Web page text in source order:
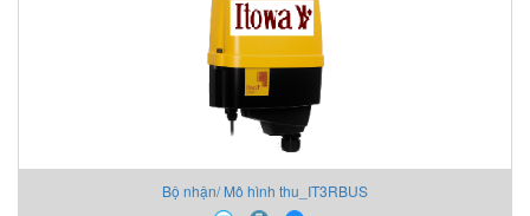
Bộ nhận/ Mô hình thu_IT3RBUS